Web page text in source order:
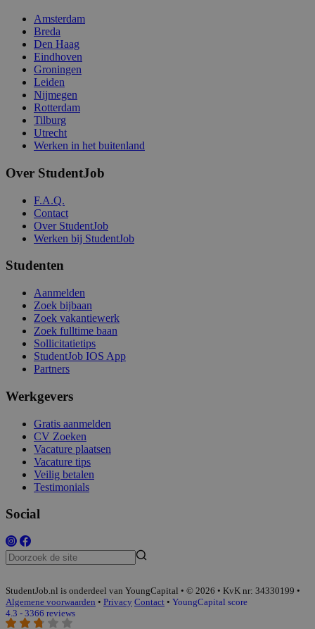
Amsterdam
Breda
Den Haag
Eindhoven
Groningen
Leiden
Nijmegen
Rotterdam
Tilburg
Utrecht
Werken in het buitenland
Over StudentJob
F.A.Q.
Contact
Over StudentJob
Werken bij StudentJob
Studenten
Aanmelden
Zoek bijbaan
Zoek vakantiewerk
Zoek fulltime baan
Sollicitatietips
StudentJob IOS App
Partners
Werkgevers
Gratis aanmelden
CV Zoeken
Vacature plaatsen
Vacature tips
Veilig betalen
Testimonials
Social
StudentJob.nl is onderdeel van YoungCapital • © 2026 • KvK nr: 34330199 •
Algemene voorwaarden • Privacy Contact • YoungCapital score
4.3 - 3366 reviews